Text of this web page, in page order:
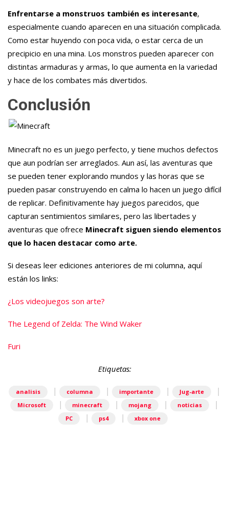
Enfrentarse a monstruos también es interesante,
especialmente cuando aparecen en una situación complicada.
Como estar huyendo con poca vida, o estar cerca de un
precipicio en una mina. Los monstros pueden aparecer con
distintas armaduras y armas, lo que aumenta en la variedad
y hace de los combates más divertidos.
Conclusión
Minecraft no es un juego perfecto, y tiene muchos defectos
que aun podrían ser arreglados. Aun así, las aventuras que
se pueden tener explorando mundos y las horas que se
pueden pasar construyendo en calma lo hacen un juego difícil
de replicar. Definitivamente hay juegos parecidos, que
capturan sentimientos similares, pero las libertades y
aventuras que ofrece Minecraft siguen siendo elementos
que lo hacen destacar como arte.
Si deseas leer ediciones anteriores de mi columna, aquí
están los links:
¿Los videojuegos son arte?
The Legend of Zelda: The Wind Waker
Furi
Etiquetas:
analisis | columna | importante | Jug-arte |
Microsoft | minecraft | mojang | noticias |
PC | ps4 | xbox one